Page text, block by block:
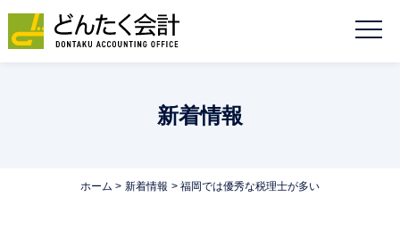
新着情報
ホーム 新着情報 福岡では優秀な税理士が多い